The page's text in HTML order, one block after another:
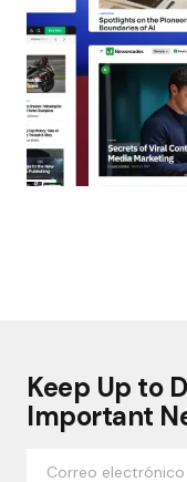
Keep Up to
Important